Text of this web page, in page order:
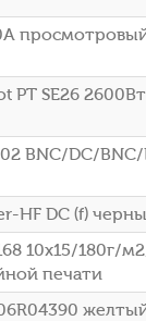
PT SE26
BNC/DC/
HF DC (f)
10x15/180г/
печати